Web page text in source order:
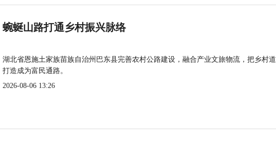
蜿蜒山路打通乡村振兴脉络
湖北省恩施土家族苗族自治州巴东县完善农村公路建设，融合产业文旅物流，把乡村
打造成为富民通路。
2026-08-06 13:26